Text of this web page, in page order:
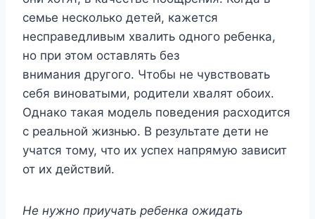
семье несколько детей, кажется
несправедливым хвалить одного ребенка,
но при этом оставлять без
внимания другого. Чтобы не чувствовать
себя виноватыми, родители хвалят обоих.
Однако такая модель поведения расходится
с реальной жизнью. В результате дети не
учатся тому, что их успех напрямую зависит
от их действий.
Не нужно приучать ребенка ожидать